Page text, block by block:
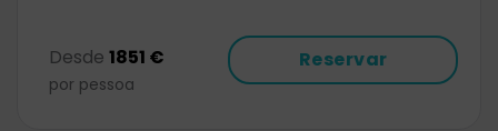
Desde 1851 €
por pessoa
Reservar